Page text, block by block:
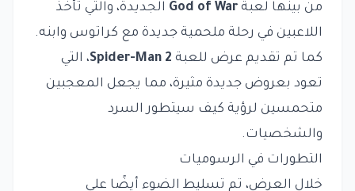
من بينها لعبةGod of War الجديدة، والتي تأخذ
اللاعبين في رحلة ملحمية جديدة مع كراتوس وابنه.
كما تم تقديم عرض للعبة Spider-Man 2، التي
تعود بعروض جديدة مثيرة، مما يجعل المعجبين
متحمسين لرؤية كيف سيتطور السرد
والشخصيات.
التطورات في الرسوميات
خلال العرض، تم تسليط الضوء أيضًا على